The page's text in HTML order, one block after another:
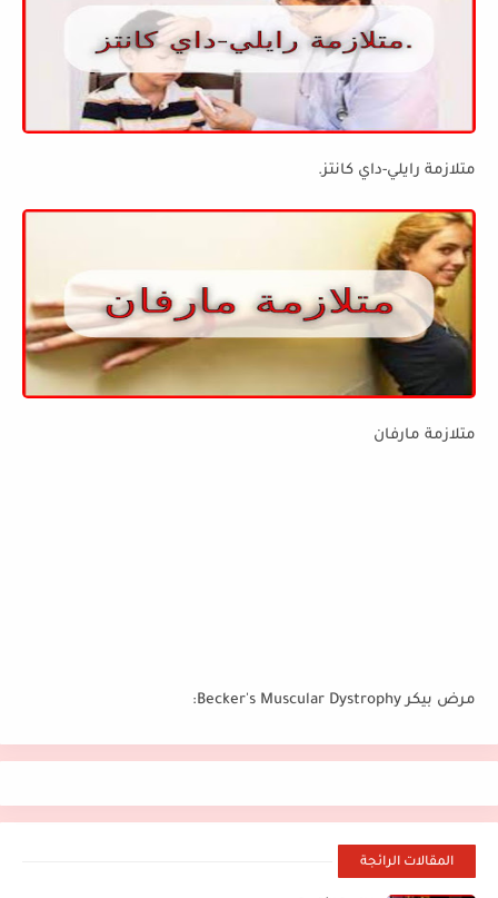
متلازمة رايلي-داي كانتز.
متلازمة مارفان
مرض بيكر Becker's Muscular Dystrophy:
المقالات الرائجة